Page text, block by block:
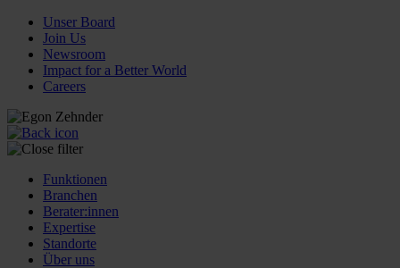
Unser Board
Join Us
Newsroom
Impact for a Better World
Careers
Funktionen
Branchen
Berater:innen
Expertise
Standorte
Über uns